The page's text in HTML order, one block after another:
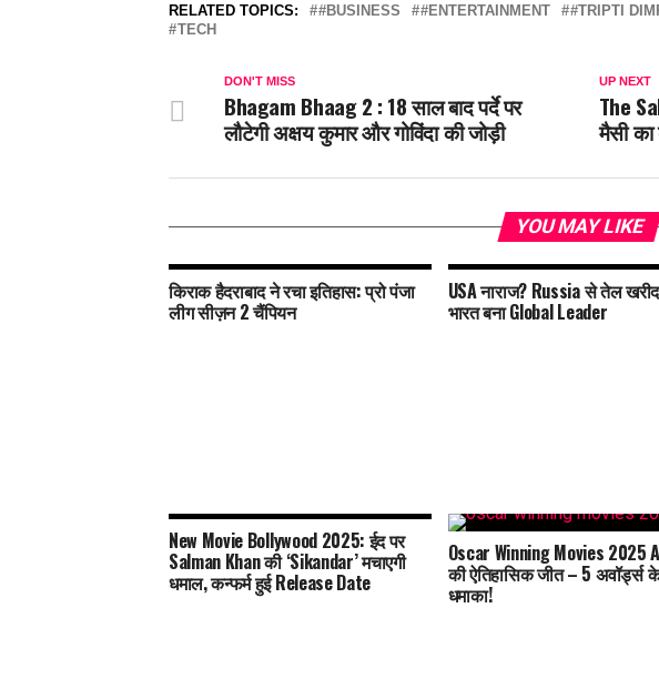
RELATED TOPICS: #BUSINESS #ENTERTAINMENT #TRIPTI
TECH
UP NEXT
The
मैसी
DON'T MISS
Bhagam Bhaag 2 : 18 साल बाद पर्दे पर
लौटेगी अक्षय कुमार और गोविंदा की जोड़ी
YOU MAY LIKE
किराक हैदराबाद ने रचा इतिहास: प्रो पंजा
लीग सीज़न 2 चैंपियन
USA नाराज? Russia से तेल
भारत बना Global Leader
New Movie Bollywood 2025: ईद पर
Salman Khan की ‘Sikandar’ मचाएगी
धमाल, कन्फर्म हुई Release Date
Oscar Winning Movies 2025
की ऐतिहासिक जीत – 5 अवॉर्ड्स
धमाका!